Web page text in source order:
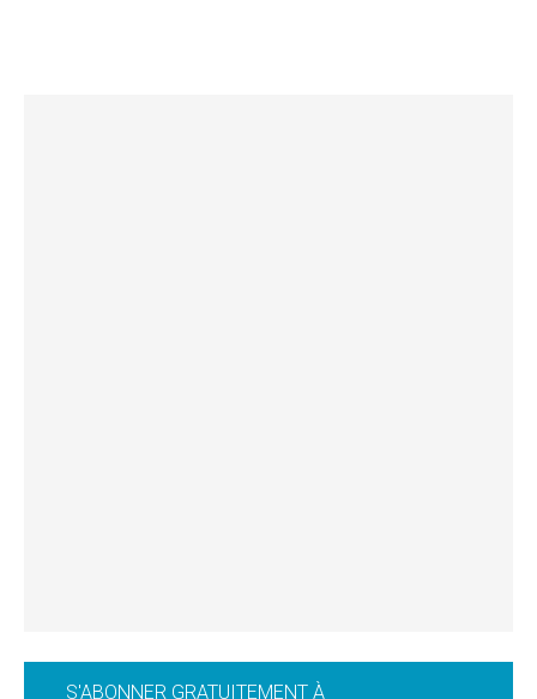
S'ABONNER GRATUITEMENT À